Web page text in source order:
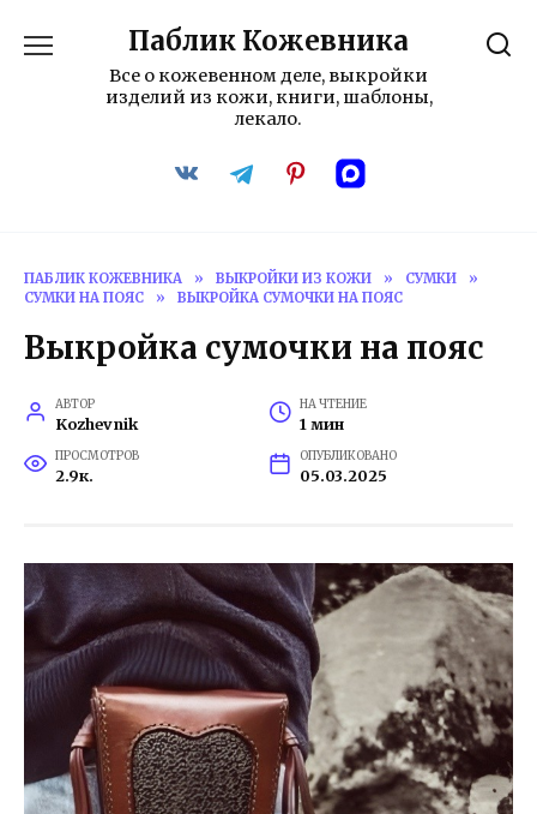
содержанию
Паблик Кожевника
Все о кожевенном деле, выкройки
изделий из кожи, книги, шаблоны,
лекало.
ПАБЛИК КОЖЕВНИКА » ВЫКРОЙКИ ИЗ КОЖИ » СУМКИ
»
СУМКИ НА ПОЯС
» ВЫКРОЙКА СУМОЧКИ НА ПОЯС
Выкройка сумочки на пояс
АВТОР
Kozhevnik
НА ЧТЕНИЕ
1 мин
ПРОСМОТРОВ
2.9к.
ОПУБЛИКОВАНО
05.03.2025